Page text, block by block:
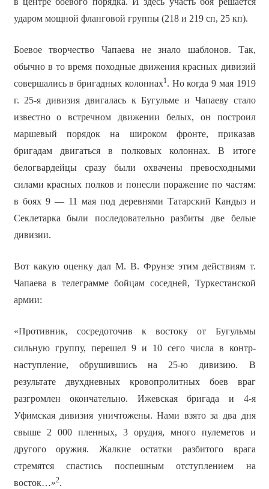
ударом мощной фланговой группы (218 и 219 сп, 25 кп).
Боевое творчество Чапаева не знало шаблонов. Так,
обычно в то время походные движения красных дивизий
совершались в бригадных колоннах1. Но когда 9 мая 1919
г. 25-я дивизия двигалась к Бугульме и Чапаеву стало
известно о встречном движении белых, он построил
маршевый порядок на широком фронте, приказав
бригадам двигаться в полковых колоннах. В итоге
белогвардейцы сразу были охвачены превосходными
силами красных полков и понесли поражение по частям:
в боях 9 — 11 мая под деревнями Татарский Кандыз и
Секлетарка были последовательно разбиты две белые
дивизии.
Вот какую оценку дал М. В. Фрунзе этим действиям т.
Чапаева в телеграмме бойцам соседней, Туркестанской
армии:
«Противник, сосредоточив к востоку от Бугульмы
сильную группу, перешел 9 и 10 сего числа в контр-
наступление, обрушившись на 25-ю дивизию. В
результате двухдневных кровопролитных боев враг
разгромлен окончательно. Ижевская бригада и 4-я
Уфимская дивизия уничтожены. Нами взято за два дня
свыше 2 000 пленных, 3 орудия, много пулеметов и
другого оружия. Жалкие остатки разбитого врага
стремятся спастись поспешным отступлением на
восток…»2.